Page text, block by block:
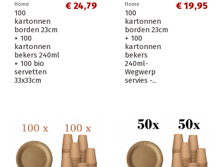
Home
100
kartonnen
borden 23cm
+ 100
kartonnen
bekers 240ml
+ 100 bio
servetten
33x33cm
€ 24,79 Home
100
kartonnen
borden 23cm
+ 100
kartonnen
bekers
240ml-
Wegwerp
servies -...
€ 19,95